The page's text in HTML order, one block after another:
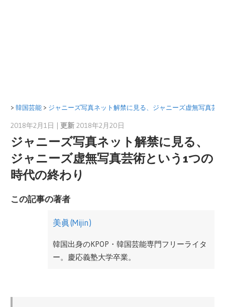
>韓国芸能 > ジャニーズ写真ネット解禁に見る、ジャニーズ虚無写真芸
2018年2月1日 |更新 2018年2月20日
ジャニーズ写真ネット解禁に見る、
ジャニーズ虚無写真芸術という1つの
時代の終わり
この記事の著者
美眞(Mijin)
韓国出身のKPOP・韓国芸能専門フリーライタ
ー。慶応義塾大学卒業。